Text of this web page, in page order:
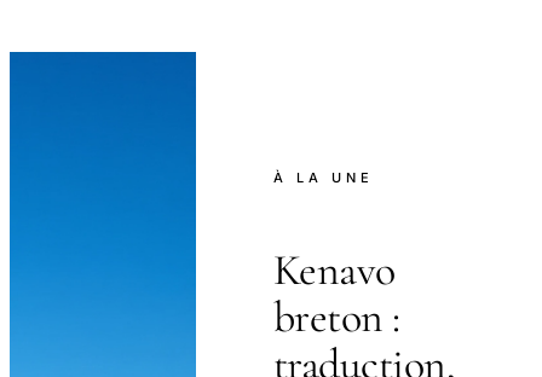
À LA UNE
Kenavo
breton :
traduction,